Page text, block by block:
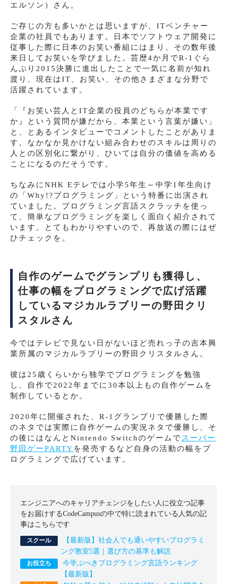
エルソン）さん。
ご存じの方も多いかとは思いますが、ITベンチャー
企業の社員でもあります。日本でソフトウェア開発に
従事した際に日本のお笑い番組にはまり、その数年後
来日してお笑いを学びました。芸歴4か月でR-1ぐら
んぷり2015決勝に進出したことで一気に名前が知れ
渡り、現在はIT、お笑い、その他さまざまな分野で
活躍されています。
「『お笑い芸人とIT企業の役員のどちらが本業です
か』という質問が嫌だから、本業という言葉が嫌い」
と、とあるインタビューでコメントしたことがありま
す。なかなか見かけない組み合わせのスキルは周りの
人との区別化に繋がり、ひいては自分の価値を高める
ことになるのだそうです。
ちなみにNHK Eテレでは小学5年生～中学1年生向け
の「Why!?プログラミング」という特番に出演され
ていました。プログラミング言語スクラッチを使っ
て、簡単なプログラミングを楽しく面白く紹介されて
います。とてもわかりやすいので、再放送の際にはぜ
ひチェックを。
自作のゲームでグランプリも獲得し、
仕事の幅をプログラミングで広げ活躍
しているマジカルラブリーの野田クリ
スタルさん
今ではテレビで見ない日がないほど売れっ子の吉本興
業所属のマジカルラブリーの野田クリスタルさん。
彼は25歳くらいから独学でプログラミングを勉強
し、自作で2022年までに30本以上もの自作ゲームを
制作しているとか。
2020年に開催された、R-1グランプリで優勝した際
のネタでは実際に自作ゲームの実況ネタで優勝し、そ
の後にはなんとNintendo Switchのゲームで スーパー
野田ゲーPARTY を発売するなど自身の活動の幅をプ
ログラミングで広げています。
エンジニアへのキャリアチェンジをしたい人に役立つ記事
をお届けするCodeCampusの中で特に読まれている人気の記
事はこちらです
【最新版】社会人でも通いやすいプログラミ
ング教室5選｜選び方の基準も解説
今学ぶべきプログラミング言語ランキング
【最新版】